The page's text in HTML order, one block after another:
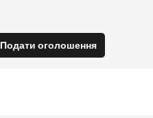
Подати оголошення